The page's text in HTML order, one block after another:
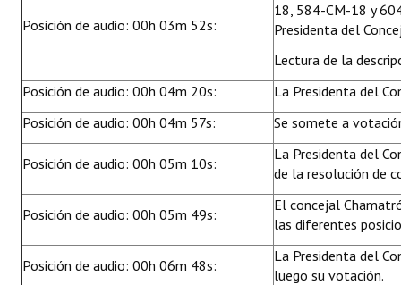
Posición de audio: 00h 03m 52s:
18, 584-CM-18 y
Presidenta del
Lectura de la
Posición de audio: 00h 04m 20s:
La Presidenta del
Posición de audio: 00h 04m 57s:
Se somete a
Posición de audio: 00h 05m 10s:
La Presidenta del
de la resolución de
Posición de audio: 00h 05m 49s:
El concejal
las diferentes
Posición de audio: 00h 06m 48s:
La Presidenta del
luego su votación.